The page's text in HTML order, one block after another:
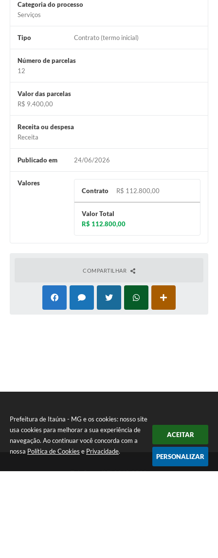
Prefeitura de Itaúna - MG e os cookies: nosso site
usa cookies para melhorar a sua experiência de
navegação. Ao continuar você concorda com a
nossa Política de Cookies e Privacidade.
ACEITAR
PERSONALIZAR
Categoria do processo
Serviços
Tipo Contrato (termo inicial)
Número de parcelas
12
Valor das parcelas
R$ 9.400,00
Receita ou despesa
Receita
Publicado em 24/06/2026
Valores
Contrato
R$ 112.800,00
Valor Total
R$ 112.800,00
COMPARTILHAR
Telefone: (37) 3249-9500